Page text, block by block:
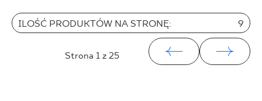
ILOŚĆ PRODUKTÓW NA STRONĘ: 9
Strona 1 z 25